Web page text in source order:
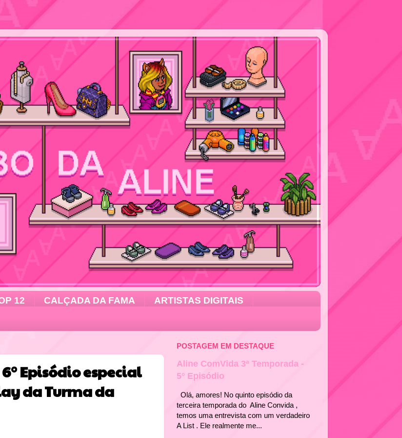
12 CALÇADA DA FAMA
ARTISTAS DIGITAIS
Episódio especial
da Turma da
POSTAGEM EM DESTAQUE
Aline ComVida 3ª Temporada -
5° Episódio
Olá, amores! No quinto episódio da
terceira temporada do Aline Convida ,
temos uma entrevista com um verdadeiro
A List . Ele realmente me...